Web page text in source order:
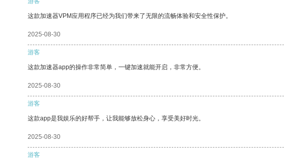
这款加速器VPM应用程序已经为我们带来了无限的流畅体验和安全性保护。
2025-08-30
游客
这款加速器app的操作非常简单，一键加速就能开启，非常方便。
2025-08-30
游客
这款app是我娱乐的好帮手，让我能够放松身心，享受美好时光。
2025-08-30
游客